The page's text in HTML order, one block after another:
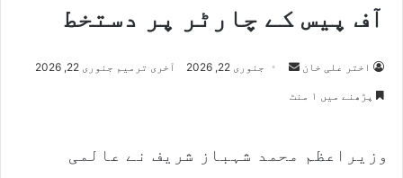
آف پیس کے چارٹر پر دستخط
اختر علی خان
a
جنوری 22, 2026 آخری ترمیم جنوری 22, 2026
پڑھنے میں ۱ منٹ
وزیراعظم محمد شہباز شریف نے عالمی